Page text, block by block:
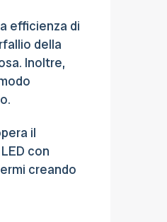
efficienza di
della
Inoltre,
il
con
creando